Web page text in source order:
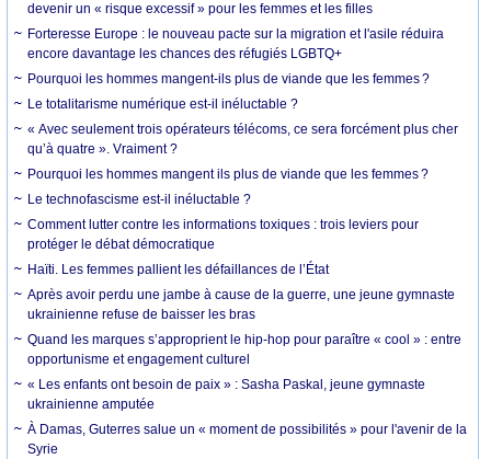
devenir un « risque excessif » pour les femmes et les filles
Forteresse Europe : le nouveau pacte sur la migration et l'asile réduira
encore davantage les chances des réfugiés LGBTQ+
Pourquoi les hommes mangent-ils plus de viande que les femmes ?
Le totalitarisme numérique est-il inéluctable ?
« Avec seulement trois opérateurs télécoms, ce sera forcément plus cher
qu’à quatre ». Vraiment ?
Pourquoi les hommes mangent ils plus de viande que les femmes ?
Le technofascisme est-il inéluctable ?
Comment lutter contre les informations toxiques : trois leviers pour
protéger le débat démocratique
Haïti. Les femmes pallient les défaillances de l’État
Après avoir perdu une jambe à cause de la guerre, une jeune gymnaste
ukrainienne refuse de baisser les bras
Quand les marques s’approprient le hip-hop pour paraître « cool » : entre
opportunisme et engagement culturel
« Les enfants ont besoin de paix » : Sasha Paskal, jeune gymnaste
ukrainienne amputée
À Damas, Guterres salue un « moment de possibilités » pour l'avenir de la
Syrie